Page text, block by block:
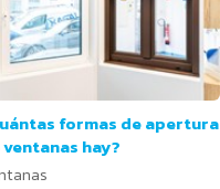
formas de apertura
ventanas hay?